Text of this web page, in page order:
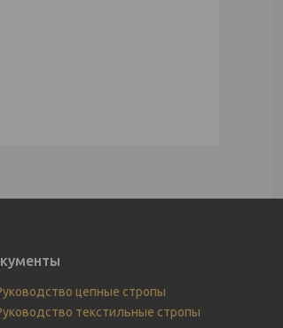
цепные стропы
текстильные стропы